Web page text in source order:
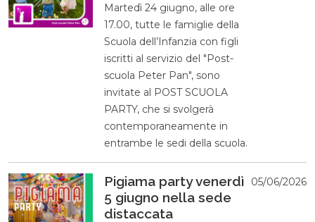
Martedì 24 giugno, alle ore
17.00, tutte le famiglie della
Scuola dell’Infanzia con figli
iscritti al servizio del "Post-
scuola Peter Pan", sono
invitate al POST SCUOLA
PARTY, che si svolgerà
contemporaneamente in
entrambe le sedi della scuola.
Pigiama party venerdì
5 giugno nella sede
distaccata
05/06/2026